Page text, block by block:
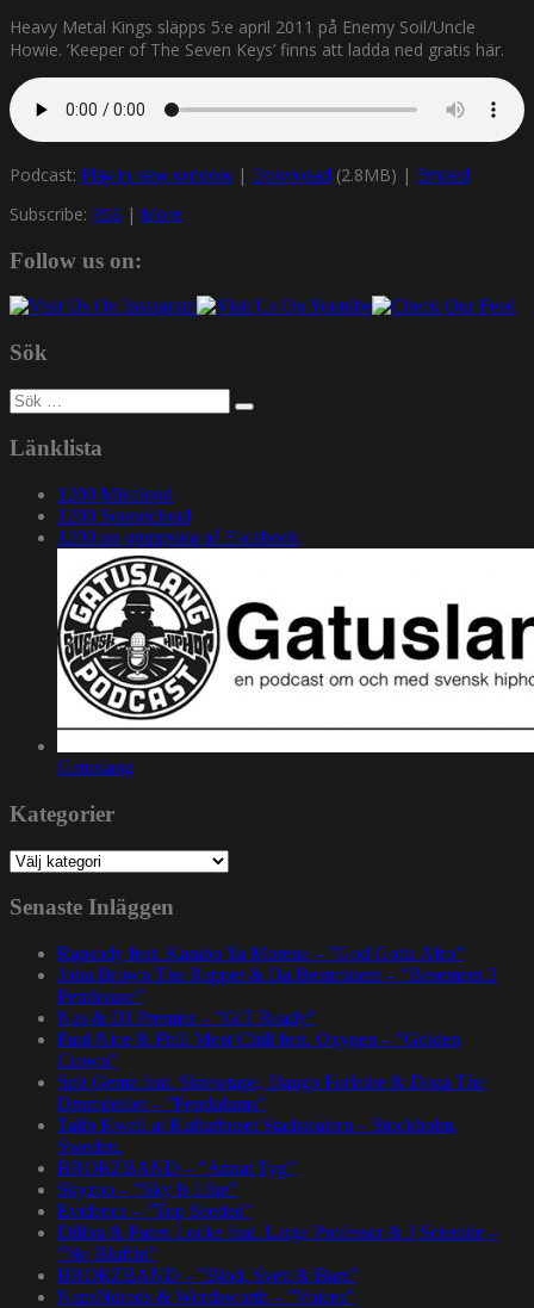
Heavy Metal Kings släpps 5:e april 2011 på Enemy Soil/Uncle
Howie. ’Keeper of The Seven Keys’ finns att ladda ned gratis här.
Podcast: Play in new window | Download (2.8MB) | Embed
Subscribe: RSS | More
Follow us on:
Sök
Sök
efter:
Länklista
1200 Mixcloud
1200 Soundcloud
1200.nu gruppsida på Facebook
Gatuslang
Kategorier
Kategorier
Senaste Inläggen
Rapsody feat. Karabo Ya Morena – ”God Gotta Afro”
John Brown The Rapper & Da Beatminerz – ”Basement 2
Penthouse”
Nas & DJ Premier – ”GiT Ready”
Paul Nice & Phill Most Chill feat. Oxygen – ”Golden
Crown”
Spit Gemz feat. Skrewtape, Dango Forlaine & Doza The
Drumdealer – ”Pendulums”
Talib Kweli at Kulturhuset Stadsteatern – Stockholm,
Sweden.
BRORZBAND – ”Annat Tyg”
Skyzoo – ”Sky Is Like”
Evidence – ”Top Seeded”
Dillon & Paten Locke feat. Large Professor & J Scienide –
”No Bluffin”
BRORZBAND – ”Blod, Svett & Bars”
NapsNdreds & Wordsworth – ”Voices”